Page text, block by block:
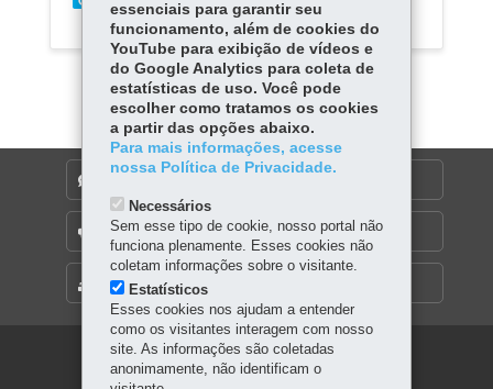
MAPA DO SITE
OUVIDORIA
Navegação
essenciais para garantir seu
funcionamento, além de cookies do
YouTube para exibição de vídeos e
do Google Analytics para coleta de
estatísticas de uso. Você pode
escolher como tratamos os cookies
a partir das opções abaixo.
Para mais informações, acesse
nossa Política de Privacidade.
Necessários
Sem esse tipo de cookie, nosso portal não
funciona plenamente. Esses cookies não
coletam informações sobre o visitante.
Estatísticos
Esses cookies nos ajudam a entender
como os visitantes interagem com nosso
site. As informações são coletadas
anonimamente, não identificam o